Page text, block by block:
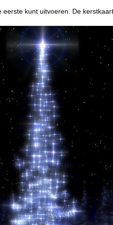
kunt uitvoeren. De